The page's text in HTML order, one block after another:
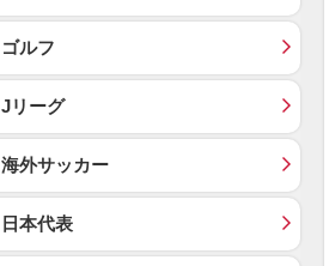
ゴルフ
Jリーグ
海外サッカー
日本代表